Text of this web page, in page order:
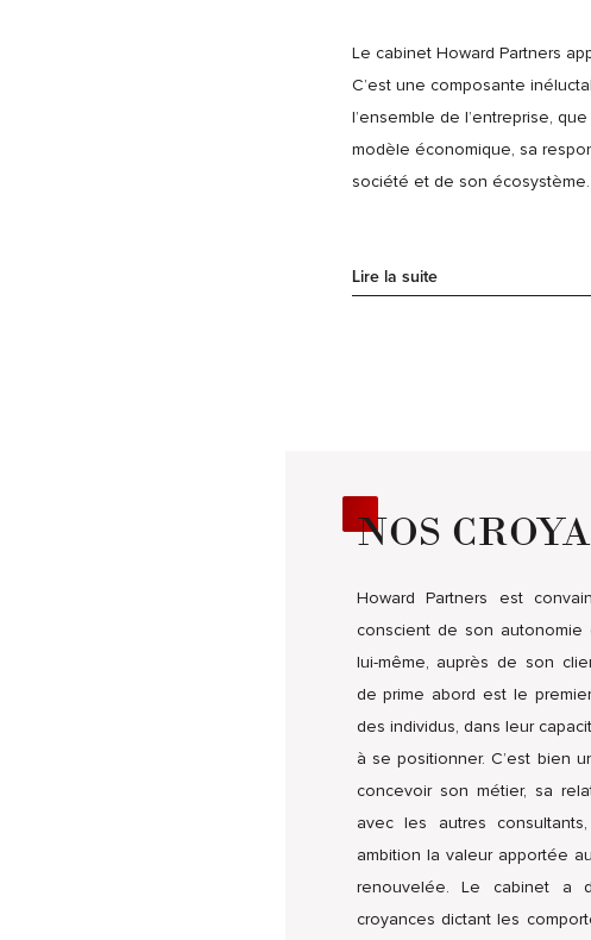
Le cabinet Howard Partners
C’est une composante
l’ensemble de l’entreprise,
modèle économique, sa
société et de son écosystème.
Lire la suite
NOS
Howard Partners est
conscient de son
lui-même, auprès de son
de prime abord est le
des individus, dans leur
à se positionner. C’est bien
concevoir son métier, sa
avec les autres
ambition la valeur apportée
renouvelée. Le cabinet a
croyances dictant les